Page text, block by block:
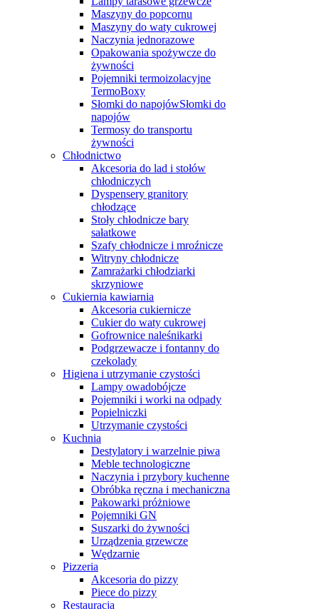
Maszyny do popcornu
Maszyny do waty cukrowej
Naczynia jednorazowe
Opakowania spożywcze do
żywności
Pojemniki termoizolacyjne
TermoBoxy
Słomki do napojówSłomki do
napojów
Termosy do transportu
żywności
Chłodnictwo
Akcesoria do lad i stołów
chłodniczych
Dyspensery granitory
chłodzące
Stoły chłodnicze bary
sałatkowe
Szafy chłodnicze i mroźnicze
Witryny chłodnicze
Zamrażarki chłodziarki
skrzyniowe
Cukiernia kawiarnia
Akcesoria cukiernicze
Cukier do waty cukrowej
Gofrownice naleśnikarki
Podgrzewacze i fontanny do
czekolady
Higiena i utrzymanie czystości
Lampy owadobójcze
Pojemniki i worki na odpady
Popielniczki
Utrzymanie czystości
Kuchnia
Destylatory i warzelnie piwa
Meble technologiczne
Naczynia i przybory kuchenne
Obróbka ręczna i mechaniczna
Pakowarki próżniowe
Pojemniki GN
Suszarki do żywności
Urządzenia grzewcze
Wędzarnie
Pizzeria
Akcesoria do pizzy
Piece do pizzy
Restauracja